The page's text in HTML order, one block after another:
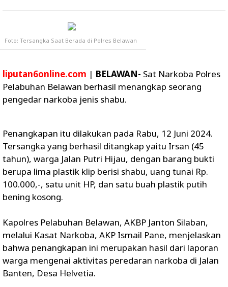
Foto: Tersangka Saat Berada di Polres Belawan
liputan6online.com | BELAWAN- Sat Narkoba Polres
Pelabuhan Belawan berhasil menangkap seorang
pengedar narkoba jenis shabu.
Penangkapan itu dilakukan pada Rabu, 12 Juni 2024.
Tersangka yang berhasil ditangkap yaitu Irsan (45
tahun), warga Jalan Putri Hijau, dengan barang bukti
berupa lima plastik klip berisi shabu, uang tunai Rp.
100.000,-, satu unit HP, dan satu buah plastik putih
bening kosong.
Kapolres Pelabuhan Belawan, AKBP Janton Silaban,
melalui Kasat Narkoba, AKP Ismail Pane, menjelaskan
bahwa penangkapan ini merupakan hasil dari laporan
warga mengenai aktivitas peredaran narkoba di Jalan
Banten, Desa Helvetia.